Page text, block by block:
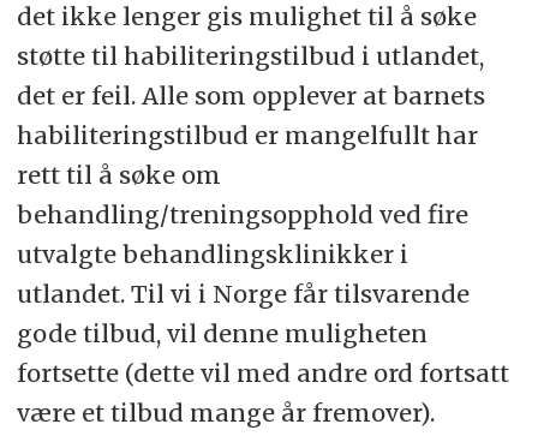
det ikke lenger gis mulighet til å søke
støtte til habiliteringstilbud i utlandet,
det er feil. Alle som opplever at barnets
habiliteringstilbud er mangelfullt har
rett til å søke om
behandling/treningsopphold ved fire
utvalgte behandlingsklinikker i
utlandet. Til vi i Norge får tilsvarende
gode tilbud, vil denne muligheten
fortsette (dette vil med andre ord fortsatt
være et tilbud mange år fremover).